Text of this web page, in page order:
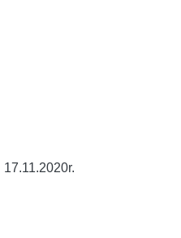
17.11.2020r.